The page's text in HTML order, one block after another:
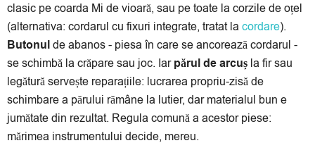
clasic pe coarda Mi de vioară, sau pe toate la corzile de oțel
(alternativa: cordarul cu fixuri integrate, tratat la cordare).
Butonulde abanos - piesa în care se ancorează cordarul -
se schimbă la crăpare sau joc. Iarpărul de arcuș la fir sau
legătură servește reparațiile: lucrarea propriu-zisă de
schimbare a părului rămâne la lutier, dar materialul bun e
jumătate din rezultat. Regula comună a acestor piese:
mărimea instrumentului decide, mereu.